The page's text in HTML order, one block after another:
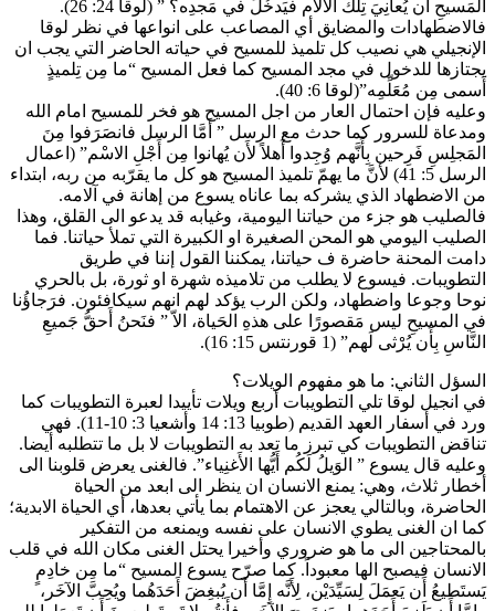
المَسيحِ أَن يُعانِيَ تِلكَ الآلام فيَدخُلَ في مَجدِه؟ ” (لوقا 24: 26).
فالاضطهادات والمضايق أي المصاعب على انواعها في نظر لوقا
الإنجيلي هي نصيب كل تلميذ للمسيح في حياته الحاضر التي يجب ان
يجتازها للدخول في مجد المسيح كما فعل المسيح “ما مِن تِلميذٍ
أَسمى مِن مُعَلِّمِه”(لوقا 6: 40).
وعليه فإن احتمال العار من اجل المسيح هو فخر للمسيح امام الله
ومدعاة للسرور كما حدث مع الرسل ” أَمَّا الرسل فانصَرَفوا مِنَ
المَجلِسِ فَرِحين بِأَنَّهم وُجِدوا أَهلاً لأَن يُهانوا مِن أَجْلِ الاسْم” (اعمال
الرسل 5: 41) لأنَّ ما يهمّ تلميذ المسيح هو كل ما يقرّبه من ربه، ابتداء
من الاضطهاد الذي يشركه بما عاناه يسوع من إهانة في آلامه.
فالصليب هو جزء من حياتنا اليومية، وغيابه قد يدعو الى القلق، وهذا
الصليب اليومي هو المحن الصغيرة او الكبيرة التي تملأ حياتنا. فما
دامت المحنة حاضرة ف حياتنا، يمكننا القول إننا في طريق
التطويبات. فيسوع لا يطلب من تلاميذه شهرة او ثورة، بل بالحري
نوحا وجوعا واضطهاد، ولكن الرب يؤكد لهم انهم سيكافئون. فرَجاؤُنا
في المسيحِ ليس مَقصورًا على هذهِ الحَياة، الاّ ” فنَحنُ أَحقُّ جَميعِ
النَّاسِ بِأَن يُرْثى لَهم” (1 قورنتس 15: 16).
السؤل الثاني: ما هو مفهوم الويلات؟
في انجيل لوقا تلي التطويبات أربع ويلات تأييدا لعبرة التطويبات كما
ورد في أسفار العهد القديم (طوبيا 13: 14 وأشعيا 3: 10-11). فهي
تناقض التطويبات كي تبرز ما تعد به التطويبات لا بل ما تتطلبه أيضا.
وعليه قال يسوع ” الوَيلُ لَكُم أَيُّها الأَغنِياء”. فالغنى يعرض قلوبنا الى
أخطار ثلاث، وهي: يمنع الانسان ان ينظر الى ابعد من الحياة
الحاضرة، وبالتالي يعجز عن الاهتمام بما يأتي بعدها، أي الحياة الابدية؛
كما ان الغنى يطوي الانسان على نفسه ويمنعه من التفكير
بالمحتاجين الى ما هو ضروري وأخيرا يحتل الغنى مكان الله في قلب
الانسان فيصبح الها معبوداً. كما صرّح يسوع المسيح “ما مِن خادِمٍ
يَستَطيعُ أَن يَعمَلَ لِسَيِّدَيْن، لِأَنَّه إِمَّا أَن يُبغِضَ أَحَدَهُما ويُحِبَّ الآخَر،